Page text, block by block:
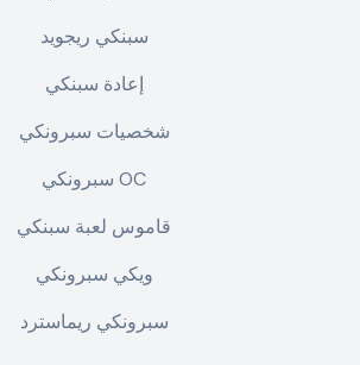
سبنكي ريجويد
إعادة سبنكي
شخصيات سبرونكي
سبرونكي OC
قاموس لعبة سبنكي
ويكي سبرونكي
سبرونكي ريماسترد